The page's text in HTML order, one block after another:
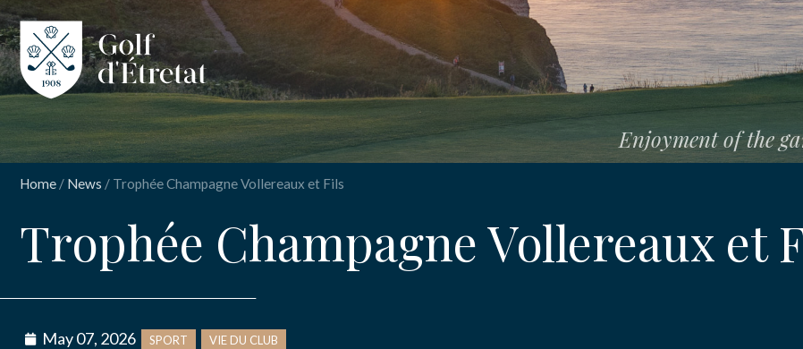
Enjoyment of the
Home / News / Trophée Champagne Vollereaux et Fils
Trophée Champagne Vollereaux et
May 07, 2026 SPORT VIE DU CLUB
CLUB
CLUBHOUSE
THE COURSE
OUR PRICES
SPORT